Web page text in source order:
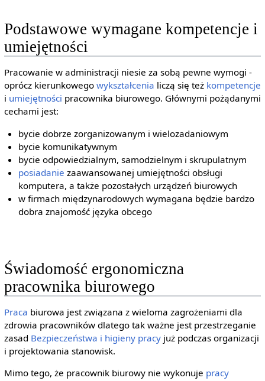
Podstawowe wymagane kompetencje i
umiejętności
Pracowanie w administracji niesie za sobą pewne wymogi -
oprócz kierunkowego wykształcenia liczą się też kompetencje
i umiejętności pracownika biurowego. Głównymi pożądanymi
cechami jest:
bycie dobrze zorganizowanym i wielozadaniowym
bycie komunikatywnym
bycie odpowiedzialnym, samodzielnym i skrupulatnym
posiadanie zaawansowanej umiejętności obsługi
komputera, a także pozostałych urządzeń biurowych
w firmach międzynarodowych wymagana będzie bardzo
dobra znajomość języka obcego
Świadomość ergonomiczna
pracownika biurowego
Praca biurowa jest związana z wieloma zagrożeniami dla
zdrowia pracowników dlatego tak ważne jest przestrzeganie
zasad Bezpieczeństwa i higieny pracyjuż podczas organizacji
i projektowania stanowisk.
Mimo tego, że pracownik biurowy nie wykonuje pracy